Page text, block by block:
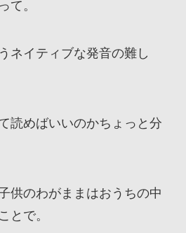
て。
ネイティブな発音の難し
読めばいいのかちょっと分
供のわがままはおうちの中
とで。